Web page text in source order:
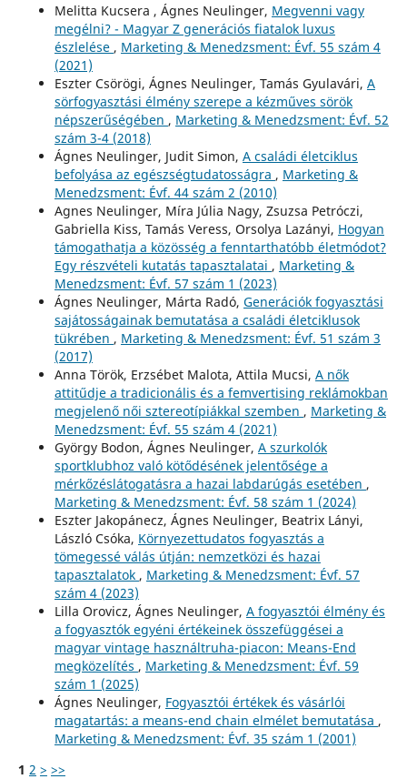
Melitta Kucsera , Ágnes Neulinger, Megvenni vagy
megélni? - Magyar Z generációs fiatalok luxus
észlelése , Marketing & Menedzsment: Évf. 55 szám 4
(2021)
Eszter Csörögi, Ágnes Neulinger, Tamás Gyulavári, A
sörfogyasztási élmény szerepe a kézműves sörök
népszerűségében , Marketing & Menedzsment: Évf. 52
szám 3-4 (2018)
Ágnes Neulinger, Judit Simon, A családi életciklus
befolyása az egészségtudatosságra , Marketing &
Menedzsment: Évf. 44 szám 2 (2010)
Agnes Neulinger, Míra Júlia Nagy, Zsuzsa Petróczi,
Gabriella Kiss, Tamás Veress, Orsolya Lazányi, Hogyan
támogathatja a közösség a fenntarthatóbb életmódot?
Egy részvételi kutatás tapasztalatai , Marketing &
Menedzsment: Évf. 57 szám 1 (2023)
Ágnes Neulinger, Márta Radó, Generációk fogyasztási
sajátosságainak bemutatása a családi életciklusok
tükrében , Marketing & Menedzsment: Évf. 51 szám 3
(2017)
Anna Török, Erzsébet Malota, Attila Mucsi, A nők
attitűdje a tradicionális és a femvertising reklámokban
megjelenő női sztereotípiákkal szemben , Marketing &
Menedzsment: Évf. 55 szám 4 (2021)
György Bodon, Ágnes Neulinger, A szurkolók
sportklubhoz való kötődésének jelentősége a
mérkőzéslátogatásra a hazai labdarúgás esetében ,
Marketing & Menedzsment: Évf. 58 szám 1 (2024)
Eszter Jakopánecz, Ágnes Neulinger, Beatrix Lányi,
László Csóka, Környezettudatos fogyasztás a
tömegessé válás útján: nemzetközi és hazai
tapasztalatok , Marketing & Menedzsment: Évf. 57
szám 4 (2023)
Lilla Orovicz, Ágnes Neulinger, A fogyasztói élmény és
a fogyasztók egyéni értékeinek összefüggései a
magyar vintage használtruha-piacon: Means-End
megközelítés , Marketing & Menedzsment: Évf. 59
szám 1 (2025)
Ágnes Neulinger, Fogyasztói értékek és vásárlói
magatartás: a means-end chain elmélet bemutatása ,
Marketing & Menedzsment: Évf. 35 szám 1 (2001)
1 2 > >>